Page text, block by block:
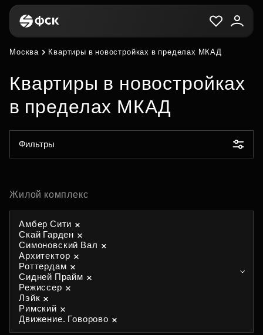
Москва Квартиры в новостройках в пределах МКАД
Квартиры в новостройках
в пределах МКАД
Фильтры
Жилой комплекс
Амбер Сити
Скай Гарден
Симоновский Вал
Архитектор
Роттердам
Сидней Прайм
Режиссер
Лэйк
Римский
Движение. Говорово